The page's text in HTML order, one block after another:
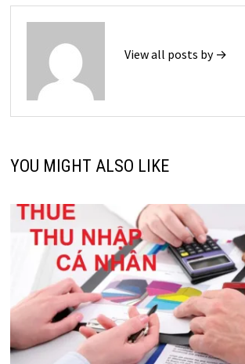
View all posts by →
YOU MIGHT ALSO LIKE